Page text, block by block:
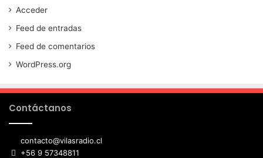
Acceder
Feed de entradas
Feed de comentarios
WordPress.org
Contáctanos
contacto@vilasradio.cl
+56 9 57348811